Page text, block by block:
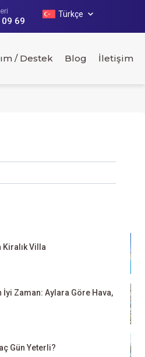
69
Türkçe
/ Destek Blog İletişim
Kiralık Villa
İyi Zaman: Aylara Göre Hava,
Gün Yeterli?